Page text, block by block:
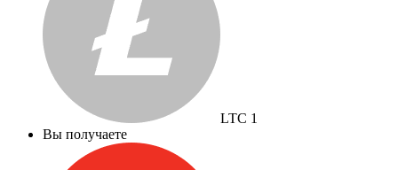
LTC 1
Вы получаете